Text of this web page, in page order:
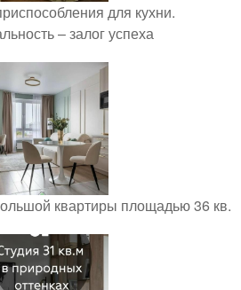
для кухни.
– залог успеха
квартиры площадью 36 кв.